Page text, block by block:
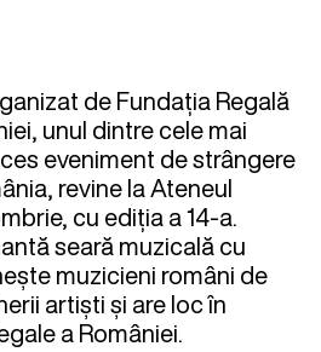
de Fundația Regală
unul dintre cele mai
eveniment de strângere
revine la Ateneul
cu ediția a 14-a.
seară muzicală cu
muzicieni români de
artiști și are loc în
a României.